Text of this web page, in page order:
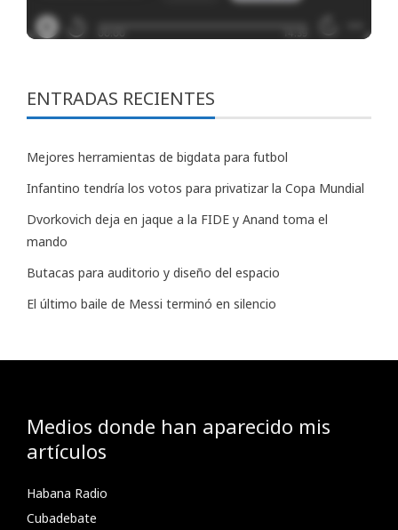
ENTRADAS RECIENTES
Mejores herramientas de bigdata para futbol
Infantino tendría los votos para privatizar la Copa Mundial
Dvorkovich deja en jaque a la FIDE y Anand toma el
mando
Butacas para auditorio y diseño del espacio
El último baile de Messi terminó en silencio
Medios donde han aparecido mis
artículos
Habana Radio
Cubadebate